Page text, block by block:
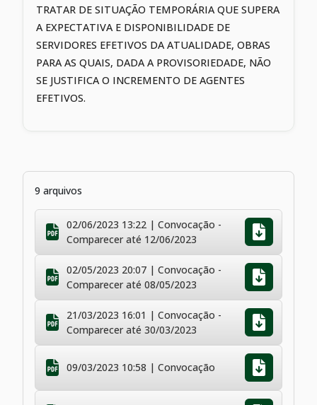
TRATAR DE SITUAÇÃO TEMPORÁRIA QUE SUPERA
A EXPECTATIVA E DISPONIBILIDADE DE
SERVIDORES EFETIVOS DA ATUALIDADE, OBRAS
PARA AS QUAIS, DADA A PROVISORIEDADE, NÃO
SE JUSTIFICA O INCREMENTO DE AGENTES
EFETIVOS.
9 arquivos
02/06/2023 13:22 | Convocação -
Comparecer até 12/06/2023
02/05/2023 20:07 | Convocação -
Comparecer até 08/05/2023
21/03/2023 16:01 | Convocação -
Comparecer até 30/03/2023
09/03/2023 10:58 | Convocação